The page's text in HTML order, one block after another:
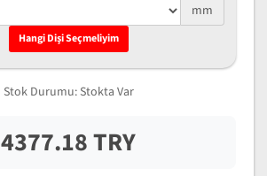
mm
Hangi Dişi Seçmeliyim
Stok Durumu: Stokta Var
4377.18 TRY